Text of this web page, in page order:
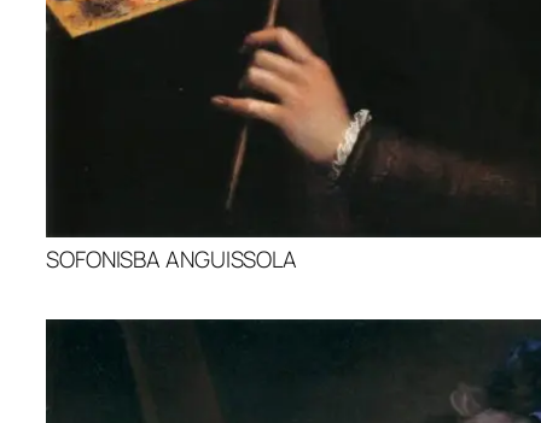
SOFONISBA ANGUISSOLA